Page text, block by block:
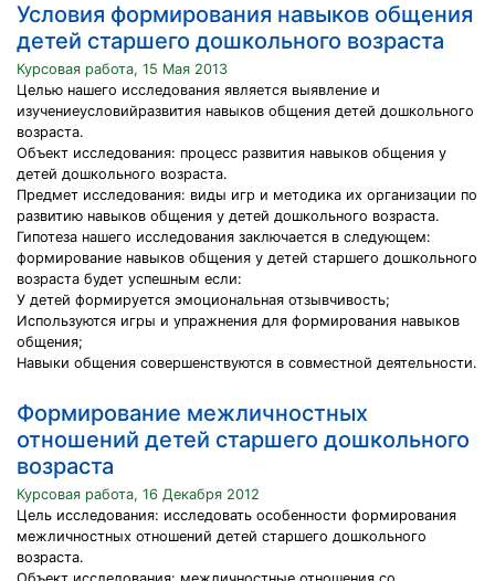
Условия формирования навыков общения
детей старшего дошкольного возраста
Курсовая работа, 15 Мая 2013
Целью нашего исследования является выявление и
изучениеусловийразвития навыков общения детей дошкольного
возраста.
Объект исследования: процесс развития навыков общения у
детей дошкольного возраста.
Предмет исследования: виды игр и методика их организации по
развитию навыков общения у детей дошкольного возраста.
Гипотеза нашего исследования заключается в следующем:
формирование навыков общения у детей старшего дошкольного
возраста будет успешным если:
У детей формируется эмоциональная отзывчивость;
Используются игры и упражнения для формирования навыков
общения;
Навыки общения совершенствуются в совместной деятельности.
Формирование межличностных
отношений детей старшего дошкольного
возраста
Курсовая работа, 16 Декабря 2012
Цель исследования: исследовать особенности формирования
межличностных отношений детей старшего дошкольного
возраста.